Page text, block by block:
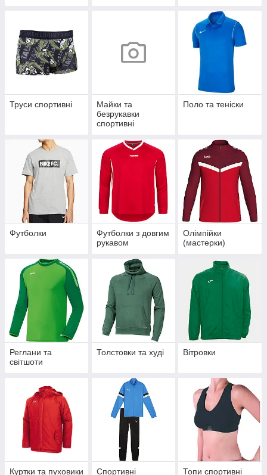
Труси спортивні
Майки та
безрукавки
спортивні
Поло та теніски
Футболки
Футболки з довгим
рукавом
Олімпійки
(мастерки)
Реглани та
світшоти
Толстовки та худі Вітровки
Куртки та пуховики Спортивні Топи спортивні